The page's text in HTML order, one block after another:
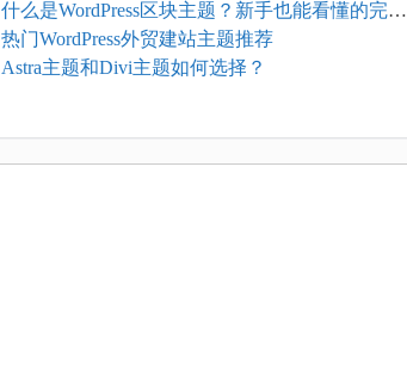
什么是WordPress区块主题？新手也能看懂的完整
介绍
热门WordPress外贸建站主题推荐
Astra主题和Divi主题如何选择？